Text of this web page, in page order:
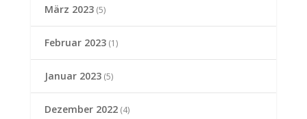
März 2023(5)
Februar 2023(1)
Januar 2023(5)
Dezember 2022(4)